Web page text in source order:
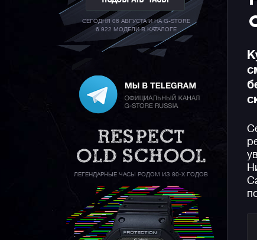
СЕГОДНЯ 06 АВГУСТА И НА G-STORE
6 922 МОДЕЛИ В КАТАЛОГЕ
ЛЕГЕНДАРНЫЕ ЧАСЫ РОДОМ ИЗ 80-Х ГОДОВ